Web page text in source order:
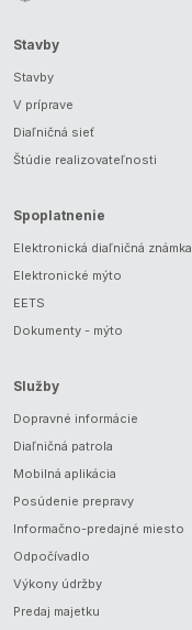
Stavby
Stavby
V príprave
Diaľničná sieť
Štúdie realizovateľnosti
Spoplatnenie
Elektronická diaľničná známka
Elektronické mýto
EETS
Dokumenty - mýto
Služby
Dopravné informácie
Diaľničná patrola
Mobilná aplikácia
Posúdenie prepravy
Informačno-predajné miesto
Odpočívadlo
Výkony údržby
Predaj majetku